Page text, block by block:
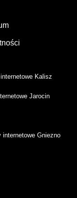
Kalisz
Jarocin
internetowe Gniezno